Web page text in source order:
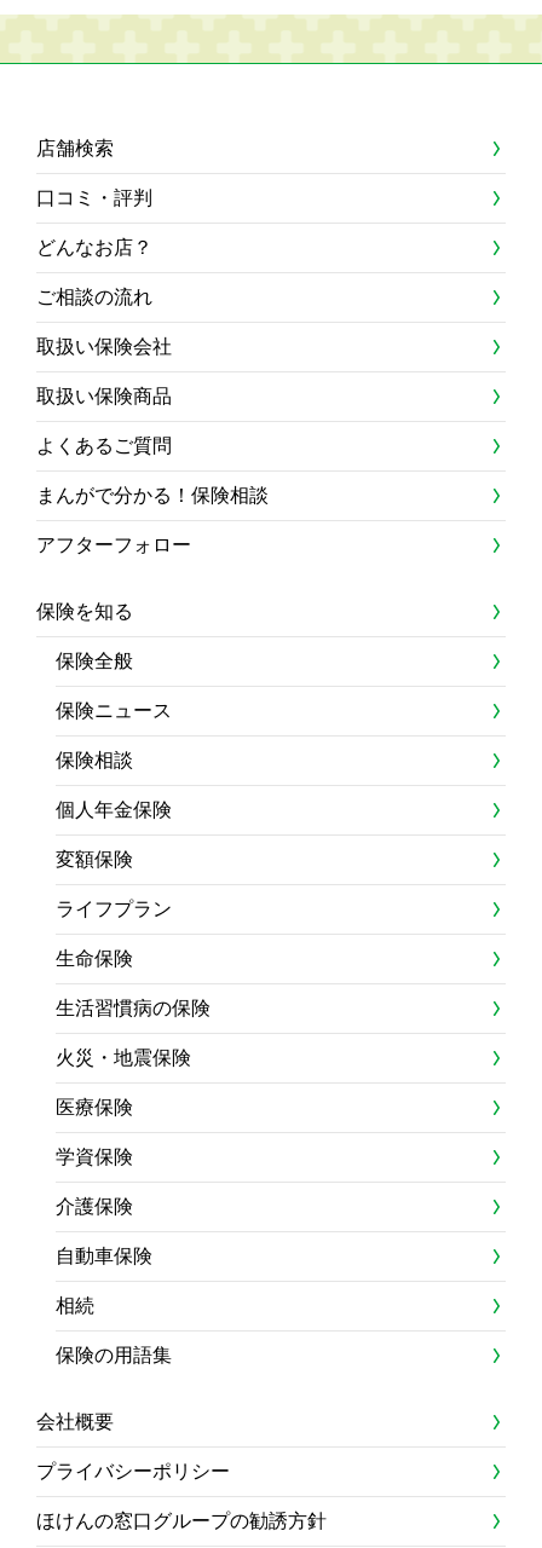
店舗検索
口コミ・評判
どんなお店？
ご相談の流れ
取扱い保険会社
取扱い保険商品
よくあるご質問
まんがで分かる！保険相談
アフターフォロー
保険を知る
保険全般
保険ニュース
保険相談
個人年金保険
変額保険
ライフプラン
生命保険
生活習慣病の保険
火災・地震保険
医療保険
学資保険
介護保険
自動車保険
相続
保険の用語集
会社概要
プライバシーポリシー
ほけんの窓口グループの勧誘方針